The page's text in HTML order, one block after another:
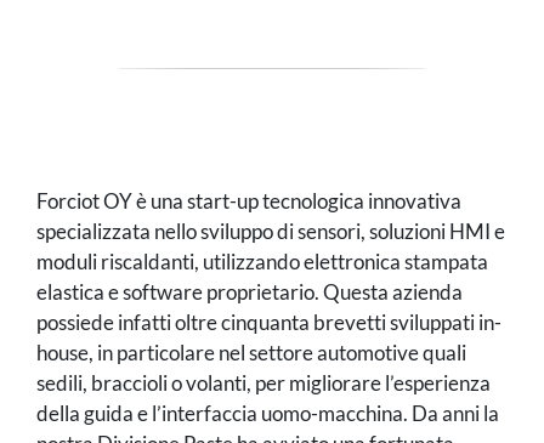
Forciot OY è una start-up tecnologica innovativa
specializzata nello sviluppo di sensori, soluzioni HMI e
moduli riscaldanti, utilizzando elettronica stampata
elastica e software proprietario. Questa azienda
possiede infatti oltre cinquanta brevetti sviluppati in-
house, in particolare nel settore automotive quali
sedili, braccioli o volanti, per migliorare l’esperienza
della guida e l’interfaccia uomo-macchina. Da anni la